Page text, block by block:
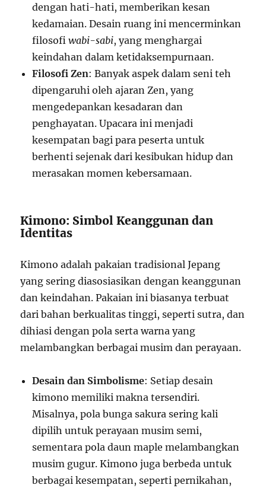
dengan hati-hati, memberikan kesan
kedamaian. Desain ruang ini mencerminkan
filosofiwabi-sabi, yang menghargai
keindahan dalam ketidaksempurnaan.
Filosofi Zen: Banyak aspek dalam seni teh
dipengaruhi oleh ajaran Zen, yang
mengedepankan kesadaran dan
penghayatan. Upacara ini menjadi
kesempatan bagi para peserta untuk
berhenti sejenak dari kesibukan hidup dan
merasakan momen kebersamaan.
Kimono: Simbol Keanggunan dan
Identitas
Kimono adalah pakaian tradisional Jepang
yang sering diasosiasikan dengan keanggunan
dan keindahan. Pakaian ini biasanya terbuat
dari bahan berkualitas tinggi, seperti sutra, dan
dihiasi dengan pola serta warna yang
melambangkan berbagai musim dan perayaan.
Desain dan Simbolisme: Setiap desain
kimono memiliki makna tersendiri.
Misalnya, pola bunga sakura sering kali
dipilih untuk perayaan musim semi,
sementara pola daun maple melambangkan
musim gugur. Kimono juga berbeda untuk
berbagai kesempatan, seperti pernikahan,